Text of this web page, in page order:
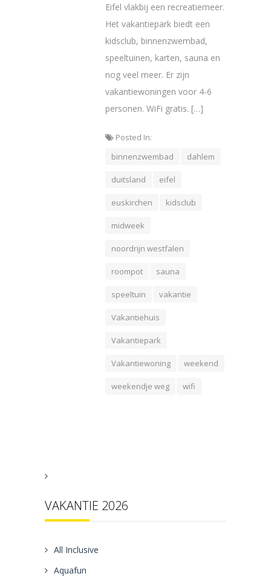
Eifel vlakbij een recreatiemeer.
Het vakantiepark biedt een
kidsclub, binnenzwembad,
speeltuinen, karten, sauna en
nog veel meer. Er zijn
vakantiewoningen voor 4-6
personen. WiFi gratis. […]
Posted In:
binnenzwembad
dahlem
duitsland eifel
euskirchen kidsclub
midweek
noordrijn westfalen
roompot sauna
speeltuin vakantie
Vakantiehuis
Vakantiepark
Vakantiewoning weekend
weekendje weg wifi
VAKANTIE 2026
All Inclusive
Aquafun